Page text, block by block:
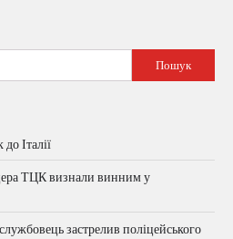
Пошук
Італії
ТЦК визнали винним у
застрелив поліцейського